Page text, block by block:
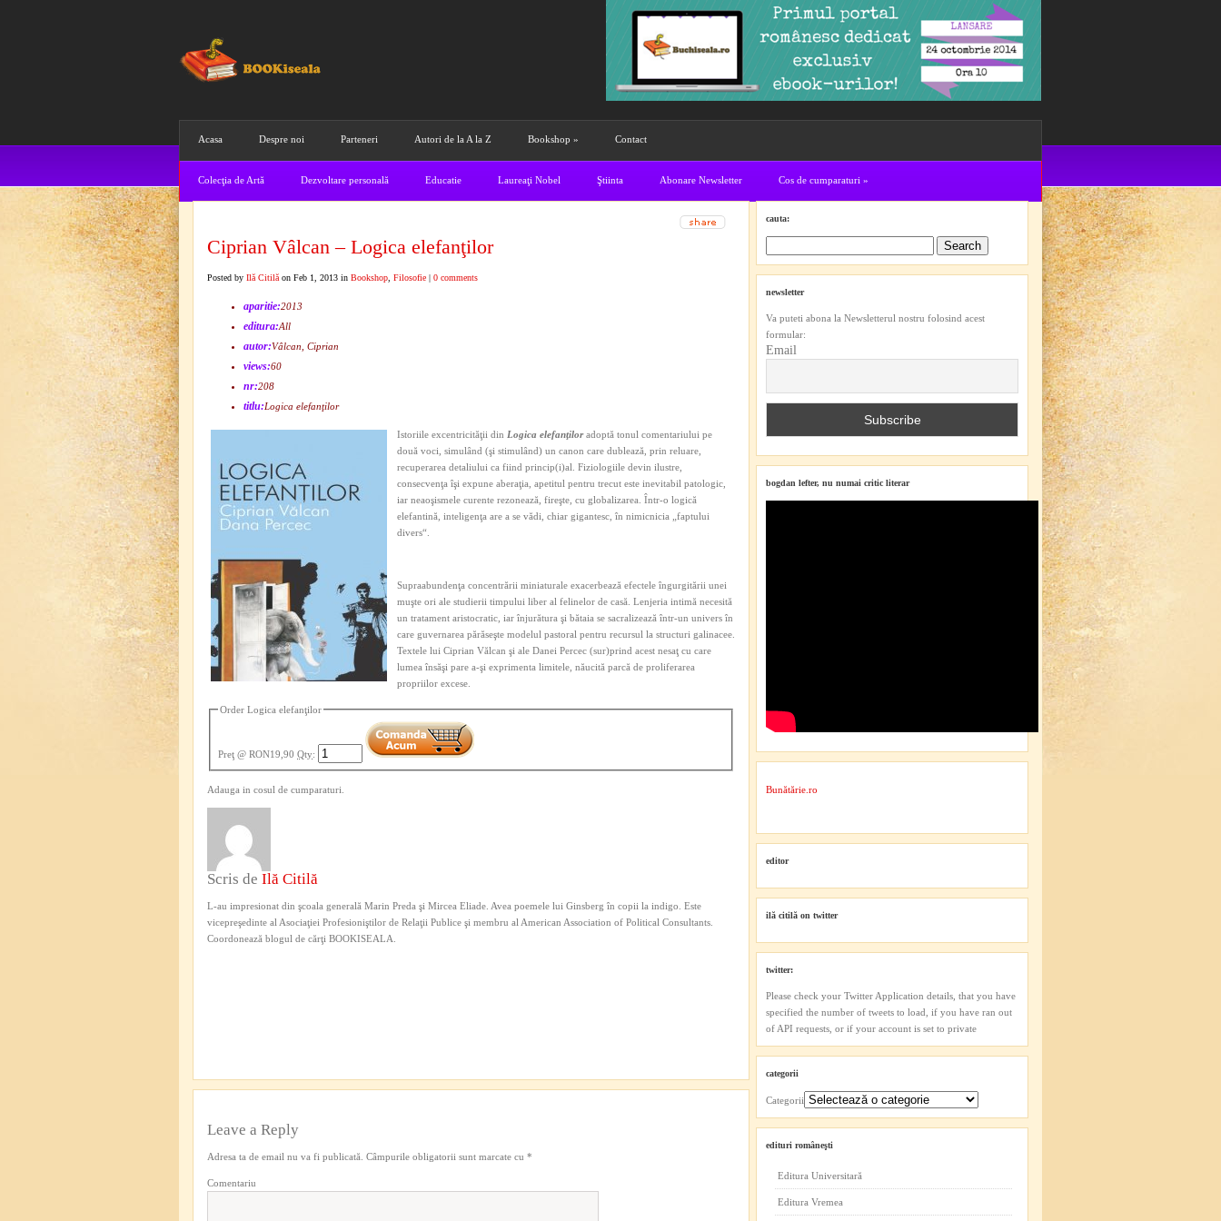
Acasa Despre noi Parteneri Autori de la A la Z Bookshop » Contact
Colecţia de Artă Dezvoltare personală Educatie Laureaţi Nobel Ştiinta Abonare Newsletter Cos de cumparaturi »
Ciprian Vâlcan – Logica elefanţilor
Posted by Ilă Citilă on Feb 1, 2013 in Bookshop Filosofie | 0 comments
aparitie:2013
editura:All
autor:Vâlcan, Ciprian
views:60
nr:208
titlu:Logica elefanţilor
Istoriile excentricităţii din Logica elefanţiloradoptă tonul comentariului pe
două voci, simulând (şi stimulând) un canon care dublează, prin reluare,
recuperarea detaliului ca fiind princip(i)al. Fiziologiile devin ilustre,
consecvenţa îşi expune aberaţia, apetitul pentru trecut este inevitabil patologic,
iar neaoşismele curente rezonează, fireşte, cu globalizarea. Într-o logică
elefantină, inteligenţa are a se vădi, chiar gigantesc, în nimicnicia „faptului
divers“.
Supraabundenţa concentrării miniaturale exacerbează efectele îngurgitării unei
muşte ori ale studierii timpului liber al felinelor de casă. Lenjeria intimă necesită
un tratament aristocratic, iar înjurătura şi bătaia se sacralizează într-un univers în
care guvernarea părăseşte modelul pastoral pentru recursul la structuri galinacee.
Textele lui Ciprian Vălcan şi ale Danei Percec (sur)prind acest nesaţ cu care
lumea însăşi pare a-şi exprimenta limitele, năucită parcă de proliferarea
propriilor excese.
Order Logica elefanţilor
Preţ @ RON19,90 Qty:
Adauga in cosul de cumparaturi.
Scris de Ilă Citilă
L-au impresionat din şcoala generală Marin Preda şi Mircea Eliade. Avea poemele lui Ginsberg în copii la indigo. Este
vicepreşedinte al Asociaţiei Profesioniştilor de Relaţii Publice şi membru al American Association of Political Consultants.
Coordonează blogul de cărţi BOOKISEALA.
Leave a Reply
Adresa ta de email nu va fi publicată. Câmpurile obligatorii sunt marcate cu *
Comentariu
cauta:
newsletter
Va puteti abona la Newsletterul nostru folosind acest
formular:
Email
bogdan lefter, nu numai critic literar
Bunătărie.ro
editor
ilă citilă on twitter
twitter:
Please check your Twitter Application details, that you have
specified the number of tweets to load, if you have ran out
of API requests, or if your account is set to private
categorii
Categorii
edituri româneşti
Editura Universitară
Editura Vremea